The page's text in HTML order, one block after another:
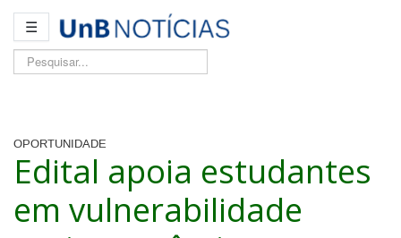
☰
Pesquisar...
OPORTUNIDADE
Edital apoia estudantes
em vulnerabilidade